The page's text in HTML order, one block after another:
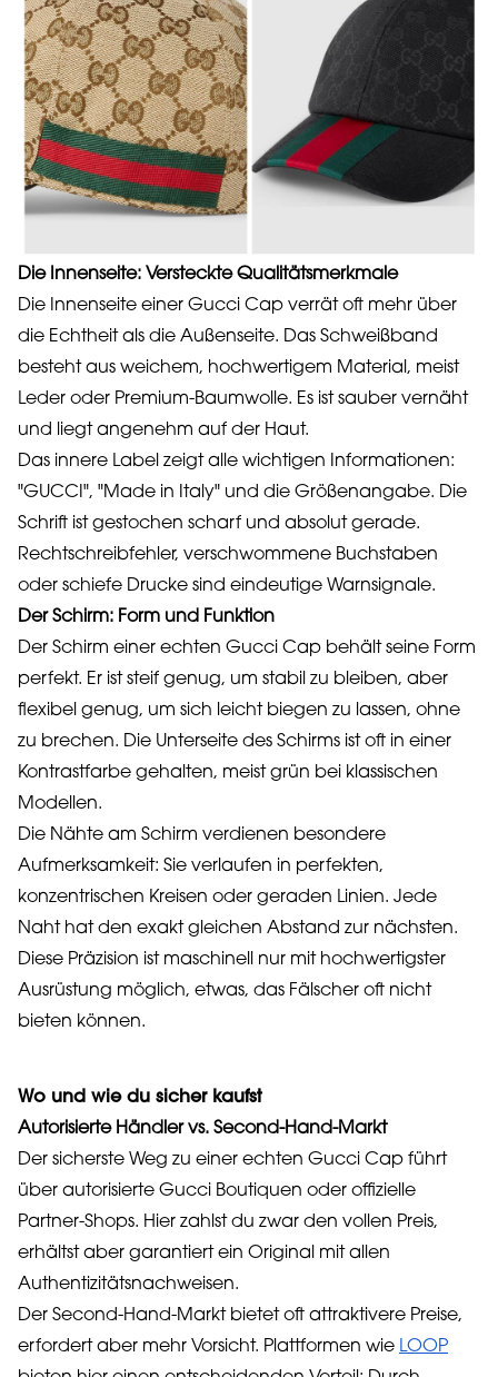
Die Innenseite: Versteckte Qualitätsmerkmale
Die Innenseite einer Gucci Cap verrät oft mehr über
die Echtheit als die Außenseite. Das Schweißband
besteht aus weichem, hochwertigem Material, meist
Leder oder Premium-Baumwolle. Es ist sauber vernäht
und liegt angenehm auf der Haut.
Das innere Label zeigt alle wichtigen Informationen:
"GUCCI", "Made in Italy" und die Größenangabe. Die
Schrift ist gestochen scharf und absolut gerade.
Rechtschreibfehler, verschwommene Buchstaben
oder schiefe Drucke sind eindeutige Warnsignale.
Der Schirm: Form und Funktion
Der Schirm einer echten Gucci Cap behält seine Form
perfekt. Er ist steif genug, um stabil zu bleiben, aber
flexibel genug, um sich leicht biegen zu lassen, ohne
zu brechen. Die Unterseite des Schirms ist oft in einer
Kontrastfarbe gehalten, meist grün bei klassischen
Modellen.
Die Nähte am Schirm verdienen besondere
Aufmerksamkeit: Sie verlaufen in perfekten,
konzentrischen Kreisen oder geraden Linien. Jede
Naht hat den exakt gleichen Abstand zur nächsten.
Diese Präzision ist maschinell nur mit hochwertigster
Ausrüstung möglich, etwas, das Fälscher oft nicht
bieten können.
Wo und wie du sicher kaufst
Autorisierte Händler vs. Second-Hand-Markt
Der sicherste Weg zu einer echten Gucci Cap führt
über autorisierte Gucci Boutiquen oder offizielle
Partner-Shops. Hier zahlst du zwar den vollen Preis,
erhältst aber garantiert ein Original mit allen
Authentizitätsnachweisen.
Der Second-Hand-Markt bietet oft attraktivere Preise,
erfordert aber mehr Vorsicht. Plattformen wie LOOP